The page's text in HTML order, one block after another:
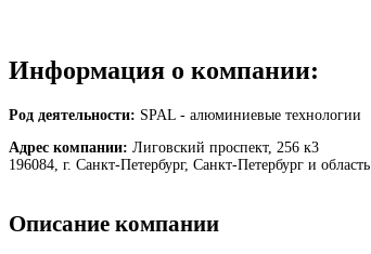
Информация о компании:
Род деятельности: SPAL - алюминиевые технологии
Адрес компании: Лиговский проспект, 256 к3
196084, г. Санкт-Петербург, Санкт-Петербург и область
Описание компании